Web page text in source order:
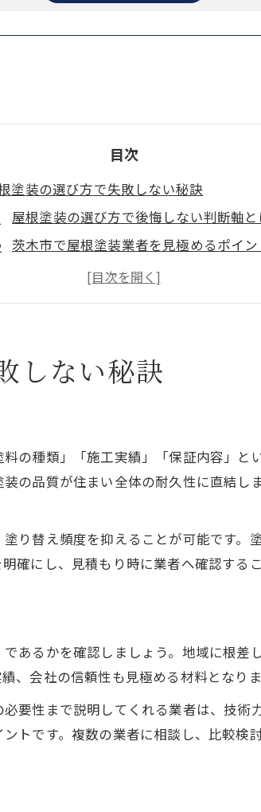
目次
塗装の選び方で失敗しない秘訣
屋根塗装の選び方で後悔しない判断軸
茨木市で屋根塗装業者を見極めるポイン
屋根塗装の見積もり比較で注意したい点
失敗しない屋根塗装の選び方実例を紹介
阪府茨木市で塗装工事に必要な基礎知識
茨木市で屋根塗装前に知るべき基礎事項
屋根塗装に適した時期と天候条件を解説
耐久性の高い屋根塗装で長持ちさせる
長期メンテナンスを意識した屋根塗装術
屋根塗装で重要な塗料選びの基本ポイ
用途別に見る屋根塗装おすすめ塗料の特
しない秘訣
の種類」「施工実績」「保証内容」と
の品質が住まい全体の耐久性に直結し
り替え頻度を抑えることが可能です。
確にし、見積もり時に業者へ確認する
あるかを確認しましょう。地域に根差
、会社の信頼性も見極める材料となりま
要性まで説明してくれる業者は、技術
トです。複数の業者に相談し、比較検